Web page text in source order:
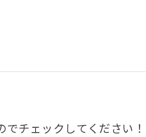
でチェックしてください